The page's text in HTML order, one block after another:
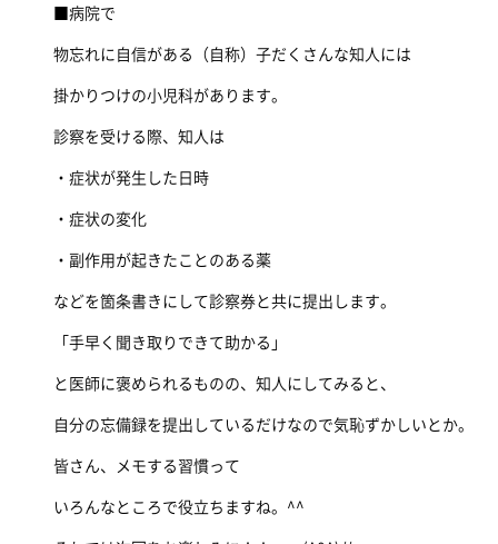
■病院で
物忘れに自信がある（自称）子だくさんな知人には
掛かりつけの小児科があります。
診察を受ける際、知人は
・症状が発生した日時
・症状の変化
・副作用が起きたことのある薬
などを箇条書きにして診察券と共に提出します。
「手早く聞き取りできて助かる」
と医師に褒められるものの、知人にしてみると、
自分の忘備録を提出しているだけなので気恥ずかしいとか。
皆さん、メモする習慣って
いろんなところで役立ちますね。^^